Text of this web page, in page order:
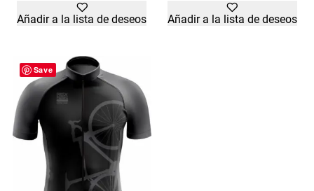
tiene
múltiples
opciones
se
pueden
elegir
en
la
página
de
producto
Añadir a la lista de deseos
tiene
múltiples
Añadir a la lista de deseos
Save